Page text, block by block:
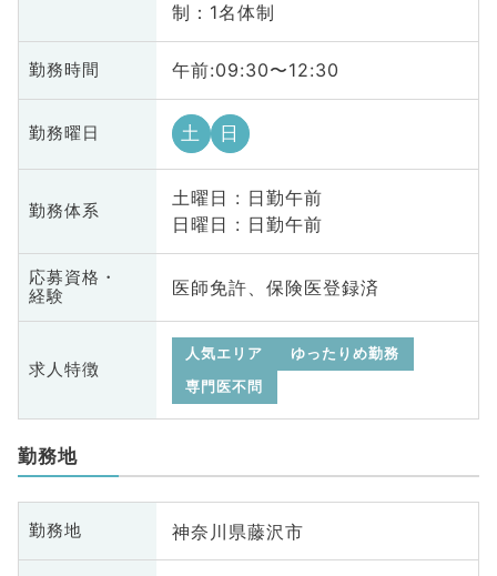
制：1名体制
勤務時間 午前:09:30〜12:30
勤務曜日 土 日
勤務体系
土曜日 : 日勤午前
日曜日 : 日勤午前
応募資格・
経験
医師免許、保険医登録済
求人特徴
人気エリア
ゆったりめ勤務
専門医不問
勤務地
勤務地 神奈川県藤沢市